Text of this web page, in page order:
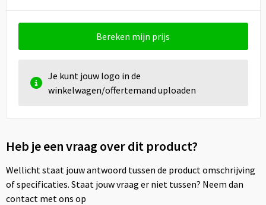
Bereken mijn prijs
Je kunt jouw logo in de
winkelwagen/offertemand uploaden
Heb je een vraag over dit product?
Wellicht staat jouw antwoord tussen de product omschrijving
of specificaties. Staat jouw vraag er niet tussen? Neem dan
contact met ons op